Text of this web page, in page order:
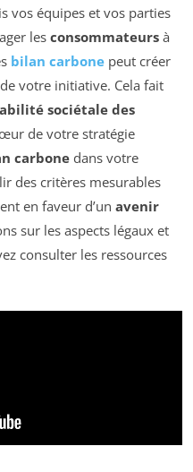
vos équipes et vos parties
lesconsommateurs à
bilan carbone peut créer
votre initiative. Cela fait
sociétale des
de votre stratégie
carbone dans votre
des critères mesurables
en faveur d’un avenir
sur les aspects légaux et
consulter les ressources